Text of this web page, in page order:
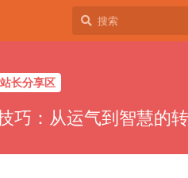
站长分享区
巧：从运气到智慧的